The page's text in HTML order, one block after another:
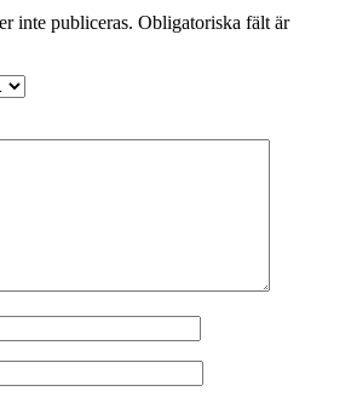
inte publiceras. Obligatoriska fält är